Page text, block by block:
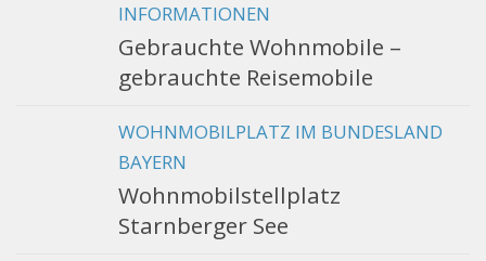
INFORMATIONEN
Gebrauchte Wohnmobile –
gebrauchte Reisemobile
WOHNMOBILPLATZ IM BUNDESLAND
BAYERN
Wohnmobilstellplatz
Starnberger See